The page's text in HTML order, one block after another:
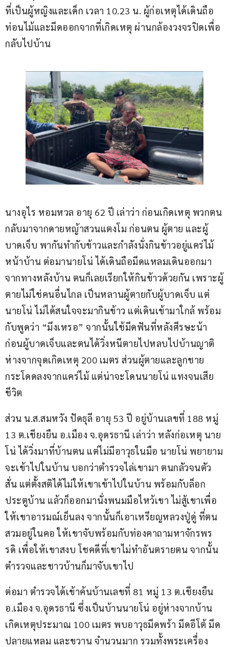
ที่เป็นผู้หญิงและเด็ก เวลา 10.23 น. ผู้ก่อเหตุได้เดินถือ
ท่อนไม้และมีดออกจากที่เกิดเหตุ ผ่านกล้องวงจรปิดเพื่อ
กลับไปบ้าน
นางอุไร หอมหวล อายุ 62 ปี เล่าว่า ก่อนเกิดเหตุ พวกตน
กลับมาจากดายหญ้าสวนแตงโม ก่อนตน ผู้ตาย และผู้
บาดเจ็บ พากันทำกับข้าวและกำลังนั่งกินข้าวอยู่แคร่ไม้
หน้าบ้าน ต่อมานายโน่ ได้เดินถือมีดแหลมเดินออกมา
จากทางหลังบ้าน ตนก็เลยเรียกให้กินข้าวด้วยกัน เพราะผู้
ตายไม่ใช่คนอื่นไกล เป็นหลานผู้ตายกับผู้บาดเจ็บ แต่
นายโน่ ไม่ได้สนใจจะมากินข้าว แต่เดินเข้ามาใกล้ พร้อม
กับพูดว่า “มึงเหรอ” จากนั้นใช้มีดฟันที่หลังศีรษะน้า
ก่อนผู้บาดเจ็บและตนได้วิ่งหนีตายไปหลบไปบ้านญาติ
ห่างจากจุดเกิดเหตุ 200 เมตร ส่วนผู้ตายและลูกชาย
กระโดดลงจากแคร่ไม้ แต่น่าจะโดนนายโน่ แทงจนเสีย
ชีวิต
ส่วน น.ส.สมหวัง ปัดธุลี อายุ 53 ปี อยู่บ้านเลขที่ 188 หมู่
13 ต.เชียงยืน อ.เมือง จ.อุดรธานี เล่าว่า หลังก่อเหตุ นาย
โน่ ได้วิ่งมาที่บ้านตน แต่ไม่มีอาวุธในมือ นายโน่ พยายาม
จะเข้าไปในบ้าน บอกว่าตำรวจไล่เขามา ตนกลัวจนตัว
สั่น แต่ตั้งสติได้ไม่ให้เขาเข้าไปในบ้าน พร้อมกับล็อก
ประตูบ้าน แล้วก็ออกมานั่งพนมมือไหว้เขา ไม่สู้เขาเพื่อ
ให้เขาอารมณ์เย็นลง จากนั้นก็เอาเหรียญหลวงปู่ดู่ ที่ตน
สวมอยู่ในคอ ให้เขาจับพร้อมกับท่องคาถามหาจักรพร
รดิ เพื่อให้เขาสงบ โชคดีที่เขาไม่ทำอันตรายตน จากนั้น
ตำรวจและชาวบ้านก็มาจับเขาไป
ต่อมา ตำรวจได้เข้าค้นบ้านเลขที่ 81 หมู่ 13 ต.เชียงยืน
อ.เมือง จ.อุดรธานี ซึ่งเป็นบ้านนายโน่ อยู่ห่างจากบ้าน
เกิดเหตุประมาณ 100 เมตร พบอาวุธมีดพร้า มีดอีโต้ มีด
ปลายแหลม และขวาน จำนวนมาก รวมทั้งพระเครื่อง